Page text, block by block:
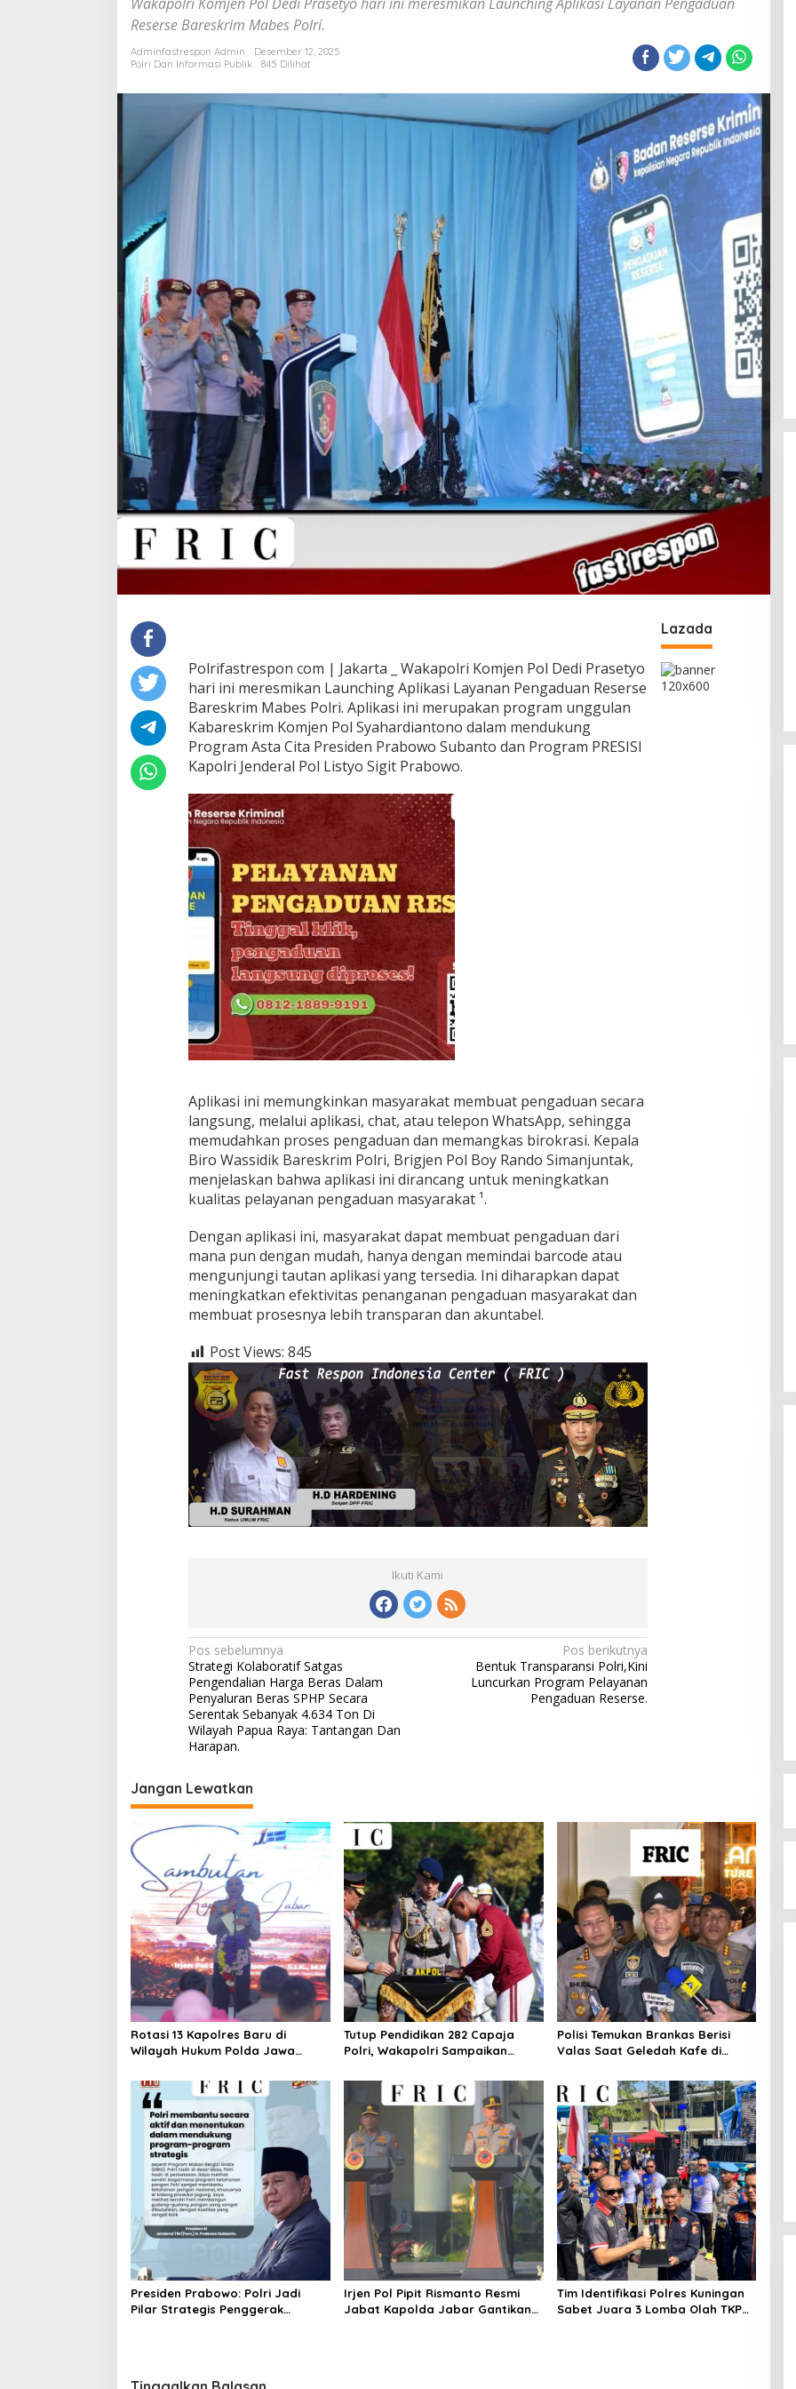
Lapor
Reserse Bareskrim Mabes Polri.
Adminfastrespon Admin
Desember 12, 2025
Polri Dan Informasi Publik
845 Dilihat
Polrifastrespon com | Jakarta _ Wakapolri Komjen Pol Dedi Prasetyo
hari ini meresmikan Launching Aplikasi Layanan Pengaduan Reserse
Bareskrim Mabes Polri. Aplikasi ini merupakan program unggulan
Kabareskrim Komjen Pol Syahardiantono dalam mendukung
Program Asta Cita Presiden Prabowo Subanto dan Program PRESISI
Kapolri Jenderal Pol Listyo Sigit Prabowo.
Aplikasi ini memungkinkan masyarakat membuat pengaduan secara
langsung, melalui aplikasi, chat, atau telepon WhatsApp, sehingga
memudahkan proses pengaduan dan memangkas birokrasi. Kepala
Biro Wassidik Bareskrim Polri, Brigjen Pol Boy Rando Simanjuntak,
menjelaskan bahwa aplikasi ini dirancang untuk meningkatkan
kualitas pelayanan pengaduan masyarakat ¹.
Dengan aplikasi ini, masyarakat dapat membuat pengaduan dari
mana pun dengan mudah, hanya dengan memindai barcode atau
mengunjungi tautan aplikasi yang tersedia. Ini diharapkan dapat
meningkatkan efektivitas penanganan pengaduan masyarakat dan
membuat prosesnya lebih transparan dan akuntabel.
Post Views: 845
Ikuti Kami
Navigasi
pos
Pos sebelumnya
Strategi Kolaboratif Satgas
Pengendalian Harga Beras Dalam
Penyaluran Beras SPHP Secara
Serentak Sebanyak 4.634 Ton Di
Wilayah Papua Raya: Tantangan Dan
Harapan.
Pos berikutnya
Bentuk Transparansi Polri,Kini
Luncurkan Program Pelayanan
Pengaduan Reserse.
Lazada
Jangan Lewatkan
Rotasi 13 Kapolres Baru di
Wilayah Hukum Polda Jawa
Merupakan Bagian Dari Dinamika
Organisasi.
Tutup Pendidikan 282 Capaja
Polri, Wakapolri Sampaikan
Polisi Temukan Brankas Berisi
Valas Saat Geledah Kafe di
Presiden Prabowo: Polri Jadi
Pilar Strategis Penggerak
Irjen Pol Pipit Rismanto Resmi
Jabat Kapolda Jabar Gantikan
Tim Identifikasi Polres Kuningan
Sabet Juara 3 Lomba Olah TKP
Ingklut Penjelasan Agus Flores
DEMI KESEJAHTERAAN RAKYAT,PW
HIMMAH DUKUNG EDY RAHMAYADI
Marsekal TNI Hadi Telusuri